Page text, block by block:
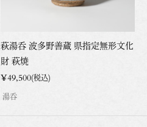
萩湯呑 波多野善蔵 県指定無形文化
財 萩焼
¥49,500(税込)
湯呑